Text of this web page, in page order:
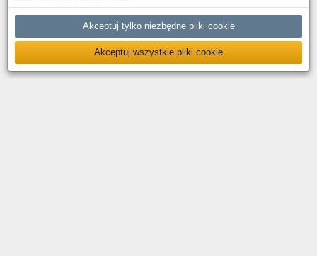
Akceptuj tylko niezbędne pliki cookie
Akceptuj wszystkie pliki cookie